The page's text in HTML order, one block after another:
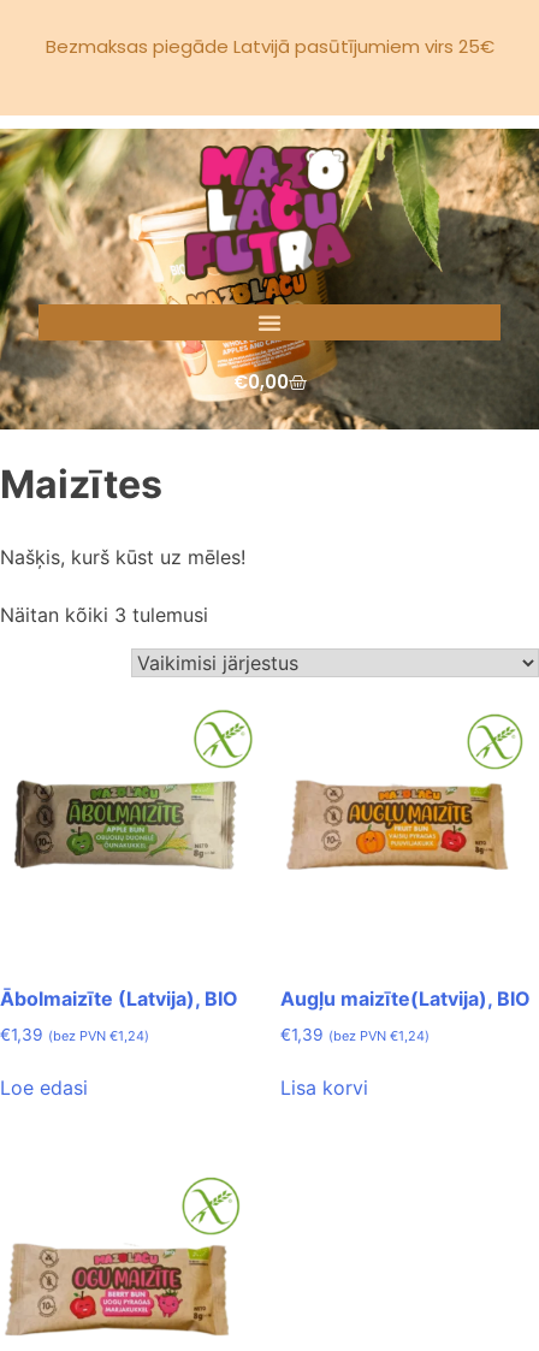
Bezmaksas piegāde Latvijā pasūtījumiem virs 25€
€0,00
Maizītes
Našķis, kurš kūst uz mēles!
Näitan kõiki 3 tulemusi
Ābolmaizīte (Latvija), BIO
€1,39 (bez PVN €1,24)
Loe edasi
Augļu maizīte(Latvija), BIO
€1,39 (bez PVN €1,24)
Lisa korvi